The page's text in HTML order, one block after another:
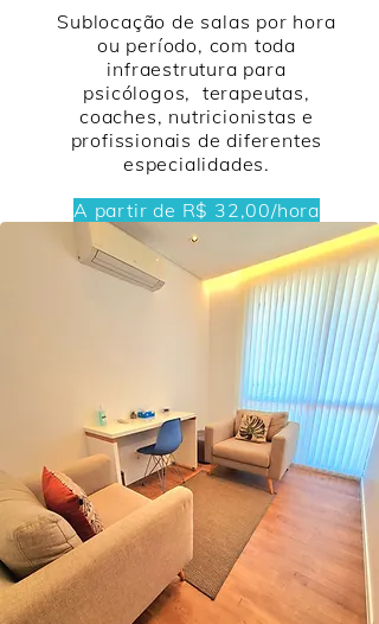
Sublocação de salas por hora
ou período, com toda
infraestrutura para
psicólogos, terapeutas,
coaches, nutricionistas e
profissionais de diferentes
especialidades.
A partir de R$ 32,00/hora